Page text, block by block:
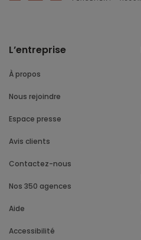
L’entreprise
À propos
Nous rejoindre
Espace presse
Avis clients
Contactez-nous
Nos 350 agences
Aide
Accessibilité